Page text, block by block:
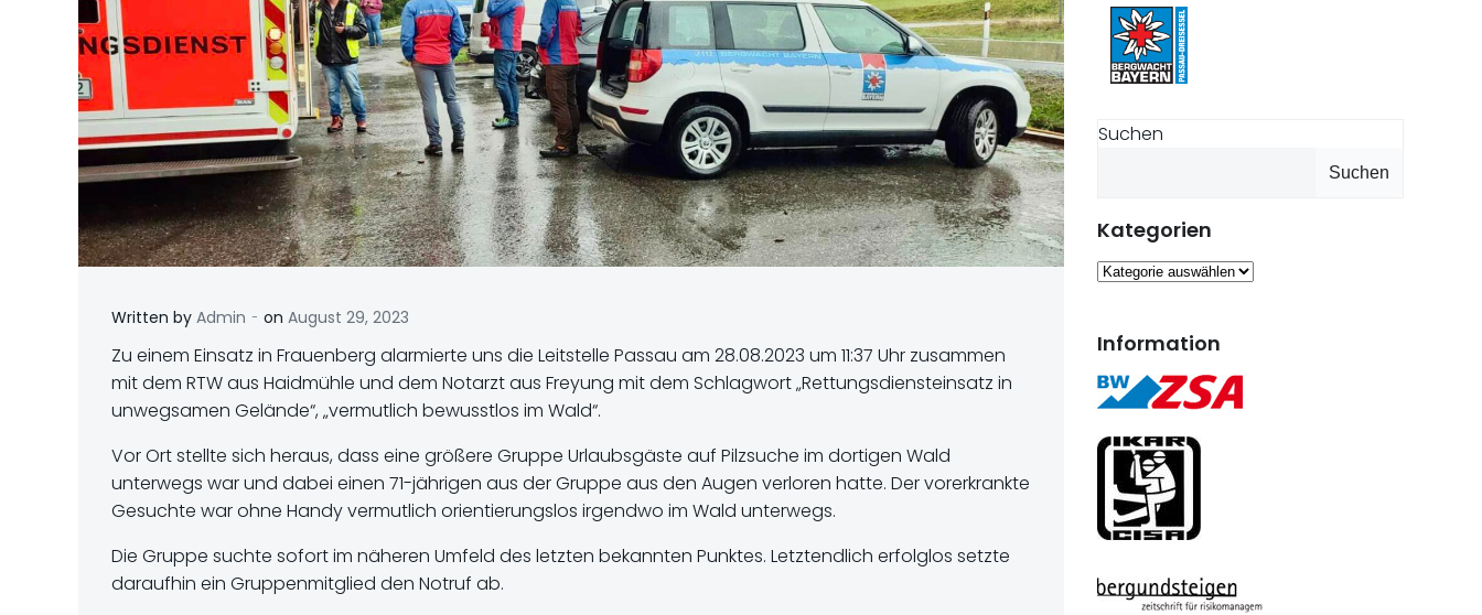
Written by Admin - on August 29, 2023
Zu einem Einsatz in Frauenberg alarmierte uns die Leitstelle Passau am 28.08.2023 um 11:37 Uhr zusammen
mit dem RTW aus Haidmühle und dem Notarzt aus Freyung mit dem Schlagwort „Rettungsdiensteinsatz in
unwegsamen Gelände“, „vermutlich bewusstlos im Wald“.
Vor Ort stellte sich heraus, dass eine größere Gruppe Urlaubsgäste auf Pilzsuche im dortigen Wald
unterwegs war und dabei einen 71-jährigen aus der Gruppe aus den Augen verloren hatte. Der vorerkrankte
Gesuchte war ohne Handy vermutlich orientierungslos irgendwo im Wald unterwegs.
Die Gruppe suchte sofort im näheren Umfeld des letzten bekannten Punktes. Letztendlich erfolglos setzte
daraufhin ein Gruppenmitglied den Notruf ab.
Suchen
Suchen
Kategorien
Kategorien
Information